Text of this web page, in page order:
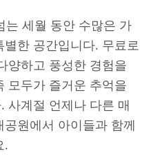
는 세월 동안 수많은 가
한 공간입니다. 무료로
양하고 풍성한 경험을
모두가 즐거운 추억을
사계절 언제나 다른 매
원에서 아이들과 함께
.